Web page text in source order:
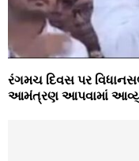
રંગમચ દિવસ પર
આમંત્રણ આપવામાં આવ્યું